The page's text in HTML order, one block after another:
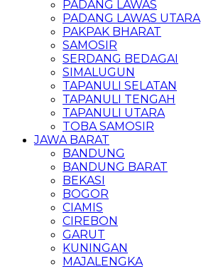
PADANG LAWAS
PADANG LAWAS UTARA
PAKPAK BHARAT
SAMOSIR
SERDANG BEDAGAI
SIMALUGUN
TAPANULI SELATAN
TAPANULI TENGAH
TAPANULI UTARA
TOBA SAMOSIR
JAWA BARAT
BANDUNG
BANDUNG BARAT
BEKASI
BOGOR
CIAMIS
CIREBON
GARUT
KUNINGAN
MAJALENGKA